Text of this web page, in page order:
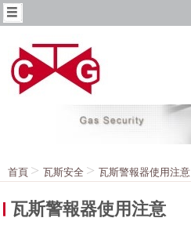
首頁 瓦斯安全 瓦斯警報器使用注意
瓦斯警報器使用注意